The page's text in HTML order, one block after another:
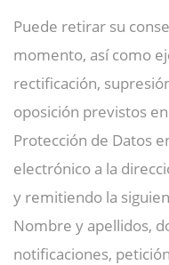
Puede retirar su
momento, así como
rectificación,
oposición previstos
Protección de Datos
electrónico a la
y remitiendo la
Nombre y apellidos,
notificaciones,